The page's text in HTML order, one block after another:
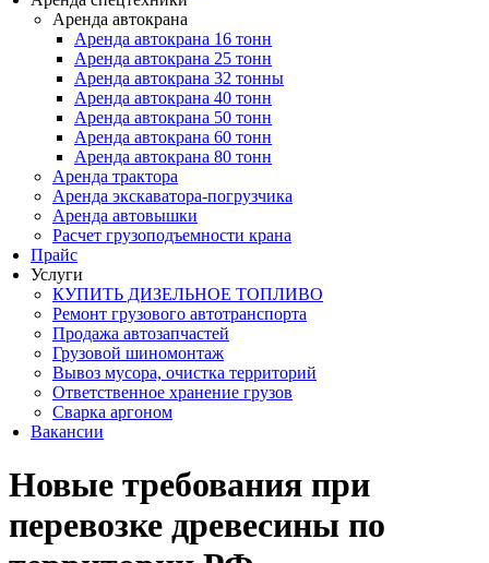
Аренда автокрана
Аренда автокрана 16 тонн
Аренда автокрана 25 тонн
Аренда автокрана 32 тонны
Аренда автокрана 40 тонн
Аренда автокрана 50 тонн
Аренда автокрана 60 тонн
Аренда автокрана 80 тонн
Аренда трактора
Аренда экскаватора-погрузчика
Аренда автовышки
Расчет грузоподъемности крана
Прайс
Услуги
КУПИТЬ ДИЗЕЛЬНОЕ ТОПЛИВО
Ремонт грузового автотранспорта
Продажа автозапчастей
Грузовой шиномонтаж
Вывоз мусора, очистка территорий
Ответственное хранение грузов
Сварка аргоном
Вакансии
Новые требования при
перевозке древесины по